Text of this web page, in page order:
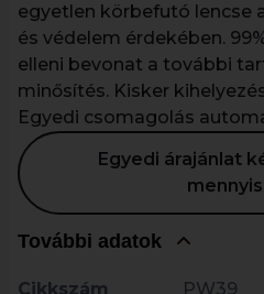
egyetlen körbefutó lencse
és védelem érdekében.
elleni bevonat a további
minősítés. Kisker
Egyedi csomagolás
Egyedi árajánlat
További adatok
Cikkszám
PW39